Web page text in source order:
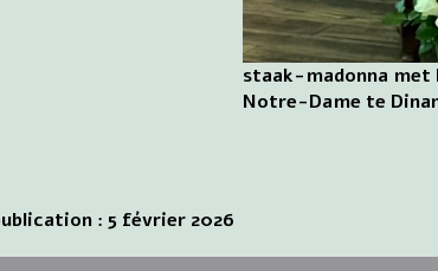
staak-madonna met
Notre-Dame te
: 5 février 2026